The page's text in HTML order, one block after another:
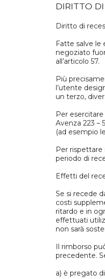
DIRITTO DI
Diritto di
Fatte salve le
negoziato
all’articolo 57.
Più
l’utente
un terzo,
Per
Avenza 223 –
(ad esempio
Per rispettare
periodo di
Effetti del
Se si recede
costi
ritardo e in
effettuati
non sarà
Il rimborso
precedente.
a) è pregato